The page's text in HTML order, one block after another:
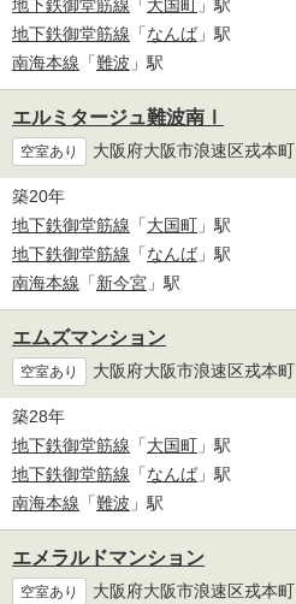
地下鉄御堂筋線 「大国町 」駅
地下鉄御堂筋線 「なんば 」駅
南海本線 「難波 」駅
エルミタージュ難波南Ⅰ
空室あり 大阪府大阪市浪速区戎本町
築20年
地下鉄御堂筋線 「大国町 」駅
地下鉄御堂筋線 「なんば 」駅
南海本線 「新今宮 」駅
エムズマンション
空室あり 大阪府大阪市浪速区戎本町
築28年
地下鉄御堂筋線 「大国町 」駅
地下鉄御堂筋線 「なんば 」駅
南海本線 「難波 」駅
エメラルドマンション
空室あり 大阪府大阪市浪速区戎本町